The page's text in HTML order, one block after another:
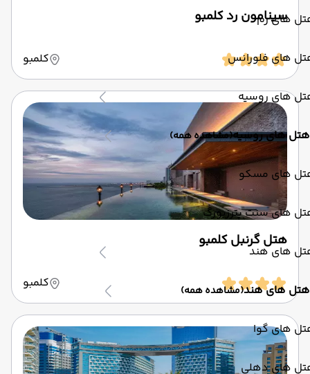
های رم
های فلورانس
های روسیه
هتل های روسیه(مشاهده همه)
های مسکو
های سنت پترزبورگ
های هند
هتل های هند(مشاهده همه)
های گوا
های دهلی
سینامون رد کلمبو
کلمبو
هتل گرنبل کلمبو
کلمبو